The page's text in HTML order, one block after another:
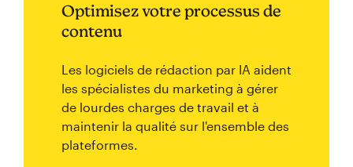
Optimisez votre processus de
contenu
Les logiciels de rédaction par IA aident
les spécialistes du marketing à gérer
de lourdes charges de travail et à
maintenir la qualité sur l'ensemble des
plateformes.